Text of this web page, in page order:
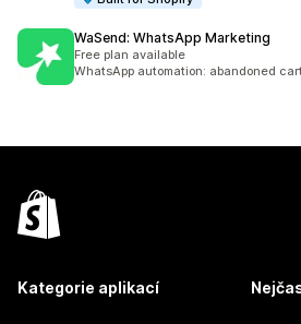
WaSend: WhatsApp Marketing
Free plan available
WhatsApp automation: abandoned
Kategorie aplikací